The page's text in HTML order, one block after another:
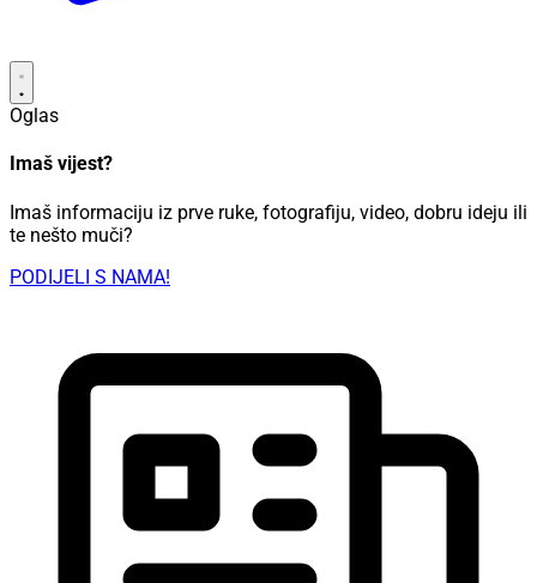
Oglas
Imaš vijest?
Imaš informaciju iz prve ruke, fotografiju, video, dobru ideju ili
te nešto muči?
PODIJELI S NAMA!